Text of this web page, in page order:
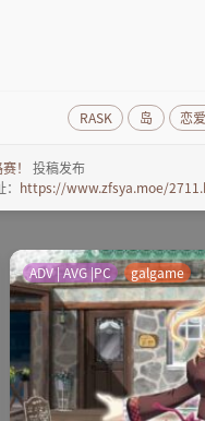
RASK 岛 恋爱
！
投稿发布
https://www.zfsya.moe/
ADV | AVG |PC galgame